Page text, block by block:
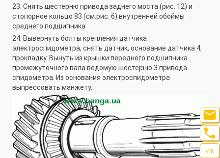
23. Снять шестерню привода заднего моста (рис. 12) и
стопорное кольцо 83 (см.рис. 6) внутренней обоймы
среднего подшипника.
24. Вывернуть болты крепления датчика
электроспидометра, снять датчик, основание датчика 4,
прокладку. Вынуть из крышки переднего подшипника
промежуточного вала ведомую шестерню 3 привода
спидометра. Из основания электроспидометра
выпрессовать манжету.


VIN